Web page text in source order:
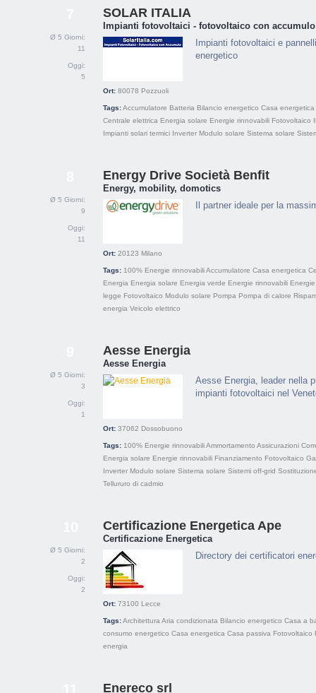
Ø 5 Giorni:
11
Oggi:
5
SOLAR ITALIA
Impianti fotovoltaici - fotovoltaico con accumulo
Impianti fotovoltaici e
energetico
Ort: 80078 Pozzuoli
Tags:Accumulatore Batteria Bilancio energetico Casa energetica
Centrale elettrica Energia solare Energie rinnovabili Fotovoltaico
Impianti solari termici Inverter Modulo solare Sistema solare
Ø 5 Giorni:
9
Oggi:
11
Energy Drive Società Benfit
Energy, mobility, domotics
Il partner ideale per la
Ort: 20123 Milano
Tags: 100% Energie rinnovabiliAccumulatore Casa energetica
Energia Energia solare Energia verde Energie rinnovabili
legge Fotovoltaico Modulo solare Pompa Pompa di calore
energia Veicolo elettrico
Ø 5 Giorni:
3
Oggi:
1
Aesse Energia
Aesse Energia
Aesse Energia, leader nella
impianti fotovoltaici nel
Ort: 37062 Dossobuono
Tags: 100% Energie rinnovabiliAmmortamento Assicurazioni
Energia solare Energie rinnovabili Finanziamento Fotovoltaico
Inverter Modulo solare Sistema solare Sistemi off-grid
Tellururo di cadmio
Ø 5 Giorni:
2
Oggi:
2
Certificazione Energetica Ape
Certificazione Energetica
Directory dei certificatori
Ort: 73100 Lecce
Tags:Architettura Aria condizionata Bilancio energetico Casa a
consumo energetico Casa energetica Casa passiva Fotovoltaico
energia
Enereco srl